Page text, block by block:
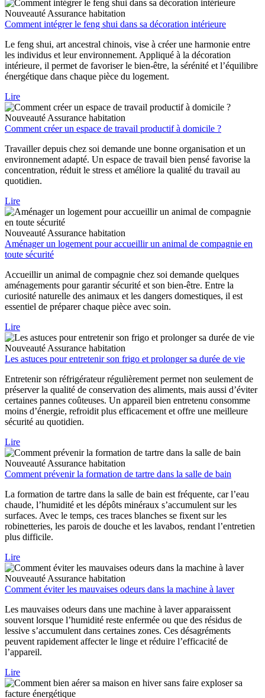
Nouveauté Assurance habitation
Comment intégrer le feng shui dans sa décoration intérieure
Le feng shui, art ancestral chinois, vise à créer une harmonie entre
les individus et leur environnement. Appliqué à la décoration
intérieure, il permet de favoriser le bien-être, la sérénité et l’équilibre
énergétique dans chaque pièce du logement.
Lire
Nouveauté Assurance habitation
Comment créer un espace de travail productif à domicile ?
Travailler depuis chez soi demande une bonne organisation et un
environnement adapté. Un espace de travail bien pensé favorise la
concentration, réduit le stress et améliore la qualité du travail au
quotidien.
Lire
Nouveauté Assurance habitation
Aménager un logement pour accueillir un animal de compagnie en
toute sécurité
Accueillir un animal de compagnie chez soi demande quelques
aménagements pour garantir sécurité et son bien-être. Entre la
curiosité naturelle des animaux et les dangers domestiques, il est
essentiel de préparer chaque pièce avec soin.
Lire
Nouveauté Assurance habitation
Les astuces pour entretenir son frigo et prolonger sa durée de vie
Entretenir son réfrigérateur régulièrement permet non seulement de
préserver la qualité de conservation des aliments, mais aussi d’éviter
certaines pannes coûteuses. Un appareil bien entretenu consomme
moins d’énergie, refroidit plus efficacement et offre une meilleure
sécurité au quotidien.
Lire
Nouveauté Assurance habitation
Comment prévenir la formation de tartre dans la salle de bain
La formation de tartre dans la salle de bain est fréquente, car l’eau
chaude, l’humidité et les dépôts minéraux s’accumulent sur les
surfaces. Avec le temps, ces traces blanches se fixent sur les
robinetteries, les parois de douche et les lavabos, rendant l’entretien
plus difficile.
Lire
Nouveauté Assurance habitation
Comment éviter les mauvaises odeurs dans la machine à laver
Les mauvaises odeurs dans une machine à laver apparaissent
souvent lorsque l’humidité reste enfermée ou que des résidus de
lessive s’accumulent dans certaines zones. Ces désagréments
peuvent rapidement affecter le linge et réduire l’efficacité de
l’appareil.
Lire